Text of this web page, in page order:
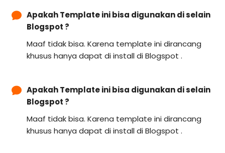
Apakah Template ini bisa digunakan di selain
Blogspot ?
Maaf tidak bisa. Karena template ini dirancang
khusus hanya dapat di install di Blogspot .
Apakah Template ini bisa digunakan di selain
Blogspot ?
Maaf tidak bisa. Karena template ini dirancang
khusus hanya dapat di install di Blogspot .